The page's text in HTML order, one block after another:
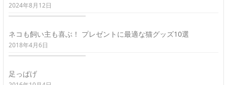
2024年8月12日
ネコも飼い主も喜ぶ！ プレゼントに最適な猫グッズ10選
2018年4月6日
足っぱげ